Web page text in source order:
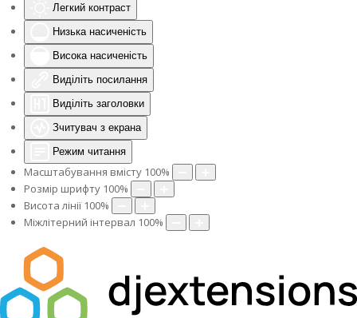
Легкий контраст
Низька насиченість
Висока насиченість
Виділіть посилання
Виділіть заголовки
Зчитувач з екрана
Режим читання
Масштабування вмісту 100%
Розмір шрифту 100%
Висота лінії 100%
Міжлітерний інтервал 100%